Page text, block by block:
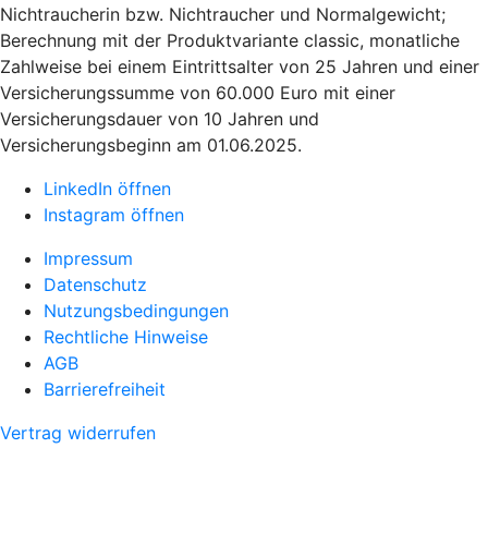
Nichtraucherin bzw. Nichtraucher und Normalgewicht;
Berechnung mit der Produktvariante classic, monatliche
Zahlweise bei einem Eintrittsalter von 25 Jahren und einer
Versicherungssumme von 60.000 Euro mit einer
Versicherungsdauer von 10 Jahren und
Versicherungsbeginn am 01.06.2025.
LinkedIn öffnen
Instagram öffnen
Impressum
Datenschutz
Nutzungsbedingungen
Rechtliche Hinweise
AGB
Barrierefreiheit
Vertrag widerrufen